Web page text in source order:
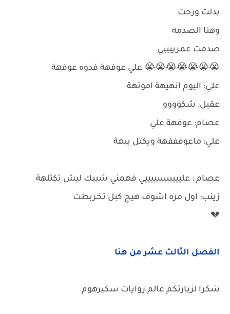
بدلت ورحت
وهنا الصدمه
صدمت عمرييييي
😭😭😭😭😭😭😭 علي عوفهة فدوه عوفهة
علي: اليوم انهيهة اموتهة
عقيل: شكوووو
عصام: عوفهة علي
علي: ماعوفففهة ويكتل بيهة
عصام : علييييييييييييي فهمني شبيك ليش تكتلهة
زينب: اول مره اشوف هيج كبل تخربطت
💔
الفصل الثالث عشر من هنا
شكرا لزيارتكم عالم روايات سكيرهوم